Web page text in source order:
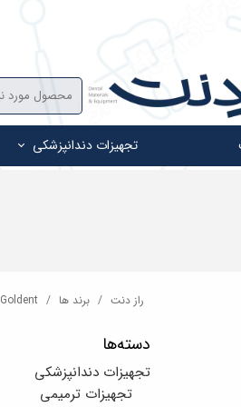
تجهیزات دندانپزشکی
راز دنت برند ها Goldent
دسته‌ها
تجهیزات دندانپزشکی
تجهیزات ترمیمی